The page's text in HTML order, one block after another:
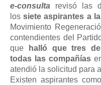
e-consulta revisó las
lossiete aspirantes a
Movimiento
contendientes del
que
halló que tres
todas las compañías
atendió la solicitud para
Existen aspirantes